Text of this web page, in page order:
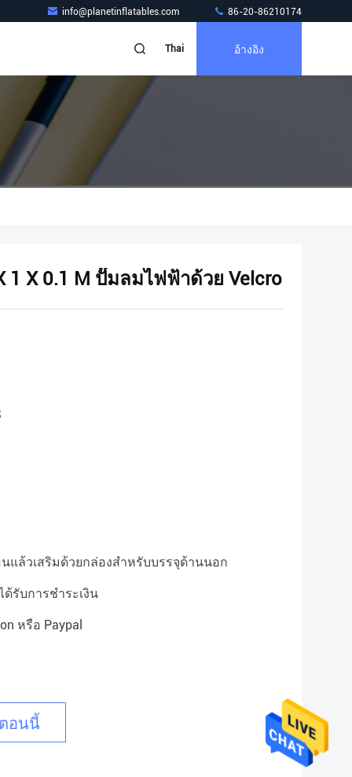
info@planetinflatables.com 86-20-86210174
Thai อ้างอิง
X 0.1 M ปั๊มลมไฟฟ้าด้วย Velcro
นแล้วเสริมด้วยกล่องสำหรับบรรจุด้านนอก
รับการชำระเงิน
หรือ Paypal
อนนี้